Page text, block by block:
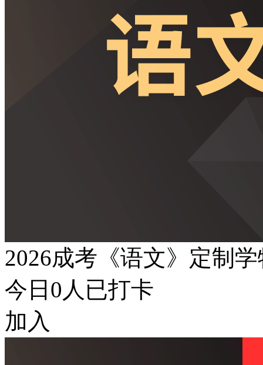
2026成考《语文》定制
今日 0 人已打卡
加入